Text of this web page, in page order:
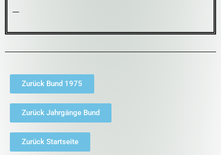
—
Zurück Bund 1975
Zurück Jahrgänge Bund
Zurück Startseite